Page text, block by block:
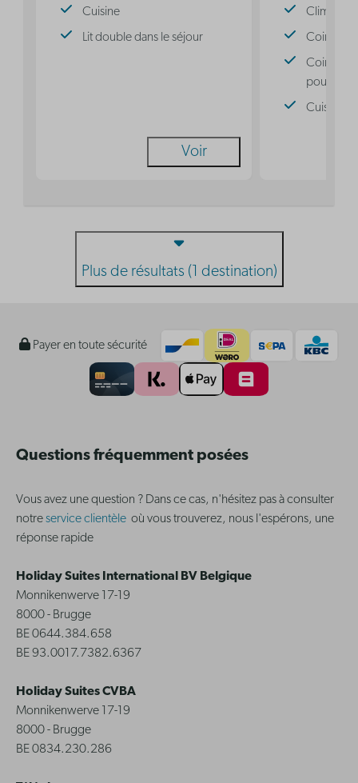
Cuisine
Lit double dans le séjour
Voir
Coin nuit
Coin nuit
pour 3
Cuisine
Plus de résultats (1 destination)
Payer en toute sécurité
Questions fréquemment posées
Vous avez une question ? Dans ce cas, n'hésitez pas à consulter
notreservice clientèle où vous trouverez, nous l'espérons, une
réponse rapide
Holiday Suites International BV Belgique
Monnikenwerve 17-19
8000 - Brugge
BE 0644.384.658
BE 93.0017.7382.6367
Holiday Suites CVBA
Monnikenwerve 17-19
8000 - Brugge
BE 0834.230.286